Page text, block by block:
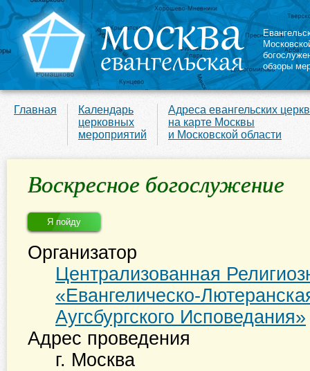
обзоры
Главная
Календарь
церковных
мероприятий
Адреса евангельских
на карте Москвы
и Московской области
Воскресное богослужение
Я пойду
Организатор
Централизованная
«Евангелическо-
Аугсбургского Исповедания»
Адрес проведения
г. Москва